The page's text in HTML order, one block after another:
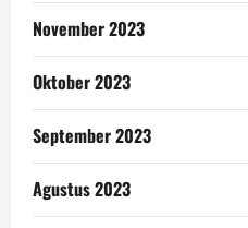
November 2023
Oktober 2023
September 2023
Agustus 2023